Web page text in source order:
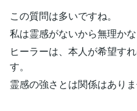
この質問は多いですね。
私は霊感がないから無理かな
ヒーラーは、本人が希望す
す。
霊感の強さとは関係はありま